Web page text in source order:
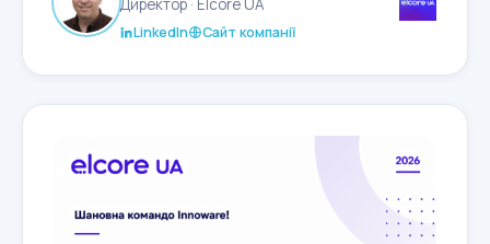
З ювілеєм! 🚀
Директор · Elcore UA
LinkedIn Сайт компанії